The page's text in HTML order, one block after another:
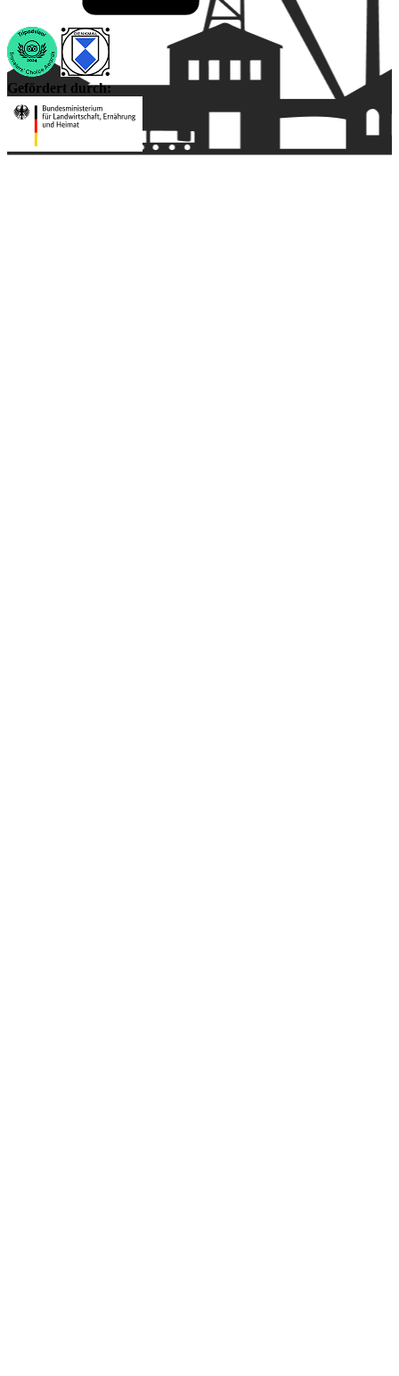
Gefördert durch: